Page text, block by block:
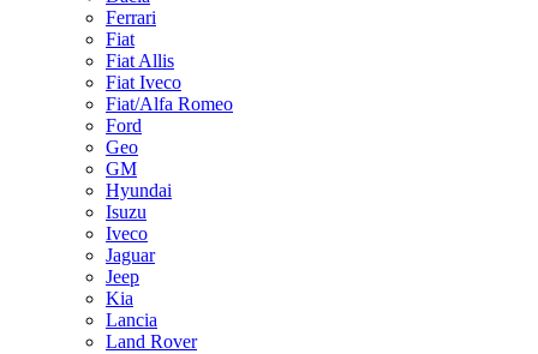
Ferrari
Fiat
Fiat Allis
Fiat Iveco
Fiat/Alfa Romeo
Ford
Geo
GM
Hyundai
Isuzu
Iveco
Jaguar
Jeep
Kia
Lancia
Land Rover